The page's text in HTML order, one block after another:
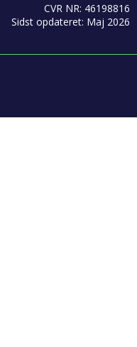
CVR NR: 46198816
Sidst opdateret: Maj 2026